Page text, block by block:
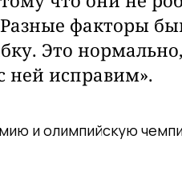
факторы
Это
ней исправим».
и олимпийскую